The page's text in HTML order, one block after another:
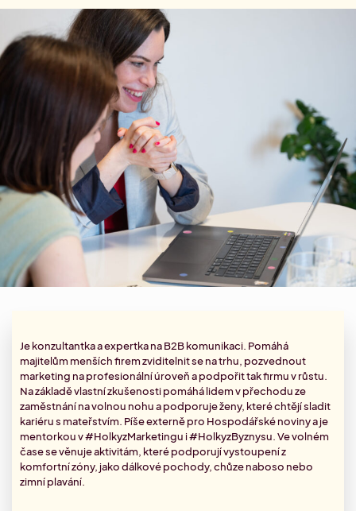
Aktuální články
Zjisti, co hýbe světem marketingu.
Slovníček pozic
Zorientuj se v marketingových pozicích.
Aktuální Miniakademie
Minikonference
Konference #HolkyzMarketingu
Aktuální networkingová setkání
Letní Akademie marketingu
Letní marketingový náskok
Přehled Akademií
Akademie sociálních sítí
Specializace: Social media
Akademie account managementu
Specializace: Account management
Akademie AI v marketingu
Kontakty
Dárkové poukazy
Je konzultantka aexpertka na B2B komunikaci. Pomáhá
majitelům menších firem zviditelnit se na trhu, pozvednout
marketing na profesionální úroveň a podpořit tak firmu v růstu.
Na základě vlastní zkušenosti pomáhá lidem v přechodu ze
zaměstnání na volnou nohu a podporuje ženy, které chtějí sladit
kariéru s mateřstvím. Píše externě pro Hospodářské noviny a je
mentorkou v #HolkyzMarketingu i #HolkyzByznysu. Ve volném
čase se věnuje aktivitám, které podporují vystoupení z
komfortní zóny, jako dálkové pochody, chůze naboso nebo
zimní plavání.